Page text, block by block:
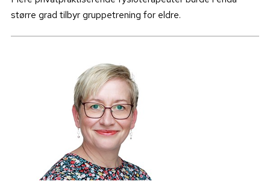
større grad tilbyr gruppetrening for eldre.